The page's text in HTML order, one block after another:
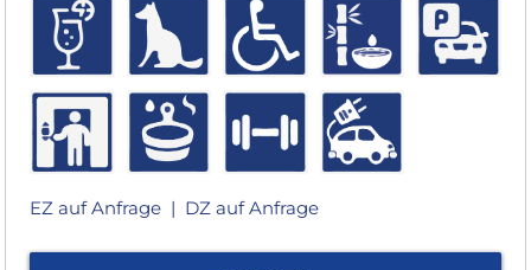
EZ auf Anfrage | DZ auf Anfrage